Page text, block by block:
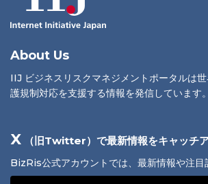
About Us
IIJ ビジネスリスクマネジメントポータルは
護規制対応を支援する情報を発信しています。
X （旧Twitter）で最新情報をキャッチ
BizRis公式アカウントでは、最新情報や注目